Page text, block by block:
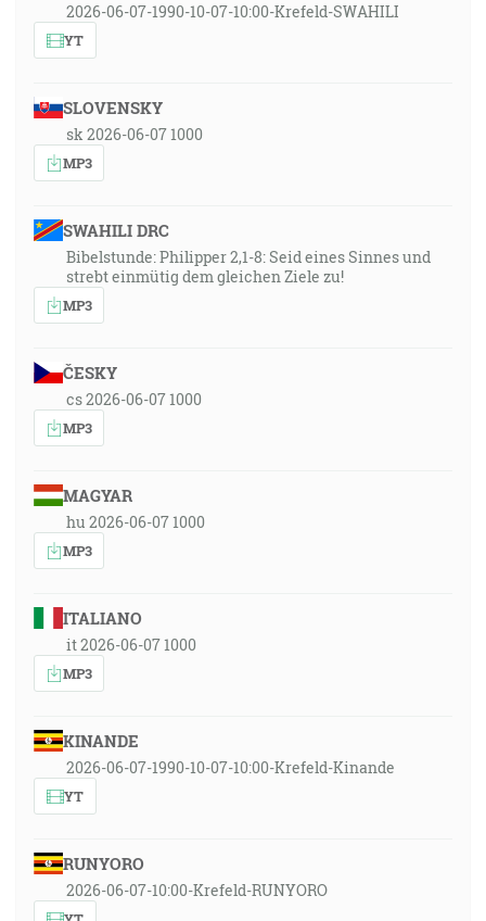
2026-06-07-1990-10-07-10:00-Krefeld-SWAHILI
YT
SLOVENSKY
sk 2026-06-07 1000
MP3
SWAHILI DRC
Bibelstunde: Philipper 2,1-8: Seid eines Sinnes und
strebt einmütig dem gleichen Ziele zu!
MP3
ČESKY
cs 2026-06-07 1000
MP3
MAGYAR
hu 2026-06-07 1000
MP3
ITALIANO
it 2026-06-07 1000
MP3
KINANDE
2026-06-07-1990-10-07-10:00-Krefeld-Kinande
YT
RUNYORO
2026-06-07-10:00-Krefeld-RUNYORO